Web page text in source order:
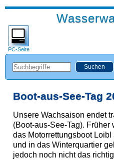
PC-Seite
Boot-aus-See-Tag
Unsere Wachsaison endet
(Boot-aus-See-Tag). Früher
das Motorrettungsboot
und in das Winterquartier
jedoch noch nicht das